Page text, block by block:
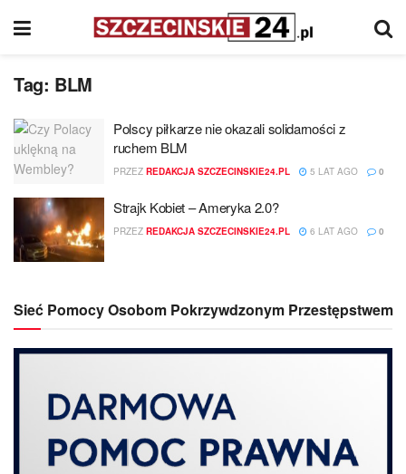
Tag: BLM
Polscy piłkarze nie okazali solidarności z
ruchem BLM
PRZEZ REDAKCJA SZCZECINSKIE24.PL 5 LAT AGO 0
Strajk Kobiet – Ameryka 2.0?
PRZEZ REDAKCJA SZCZECINSKIE24.PL 6 LAT AGO 0
Sieć Pomocy Osobom Pokrzywdzonym Przestępstwem